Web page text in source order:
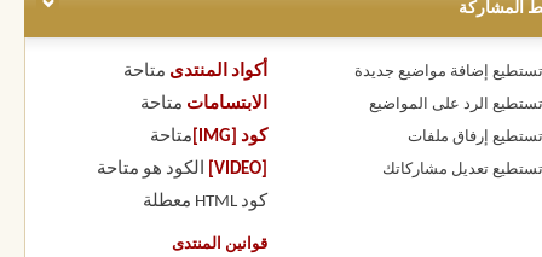
المشاركة
تستطيع إضافة مواضيع جديدة
تستطيع الرد على المواضيع
تستطيع إرفاق ملفات
تستطيع تعديل مشاركاتك
أكواد المنتدى متاحة
الابتسامات متاحة
كود [IMG]
متاحة
الكود هو متاحة
كود HTML
معطلة
قوانين المنتدى